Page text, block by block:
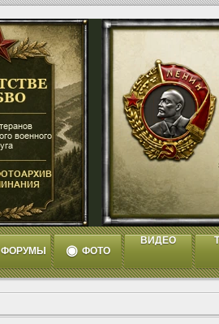
ФОРУМЫ ◉ ФОТО
ВИДЕО